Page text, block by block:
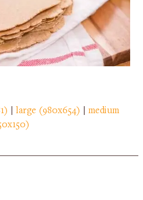
|large (980x654) |medium